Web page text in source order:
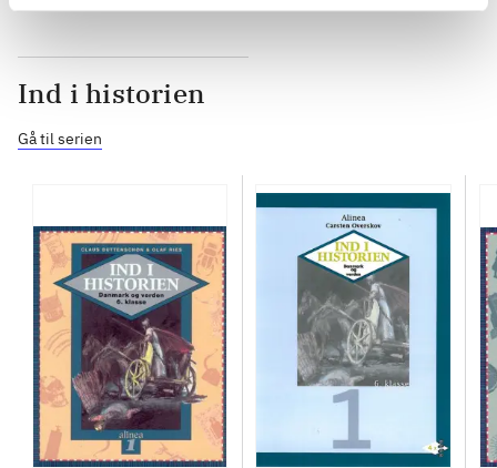
Ind i historien
Gå til serien